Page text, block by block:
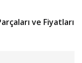
ve Fiyatları